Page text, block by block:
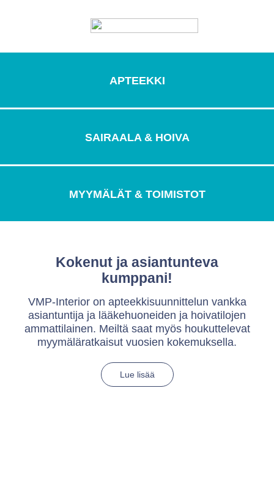
APTEEKKI
SAIRAALA & HOIVA
MYYMÄLÄT & TOIMISTOT
Kokenut ja asiantunteva
kumppani!
VMP-Interior on apteekkisuunnittelun vankka
asiantuntija ja lääkehuoneiden ja hoivatilojen
ammattilainen. Meiltä saat myös houkuttelevat
myymäläratkaisut vuosien kokemuksella.
Lue lisää